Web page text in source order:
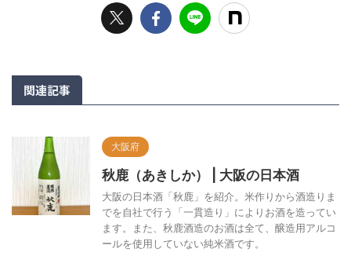
関連記事
大阪府
秋鹿（あきしか） | 大阪の日本酒
大阪の日本酒「秋鹿」を紹介。米作りから酒造りま
でを自社で行う「一貫造り」によりお酒を造ってい
ます。また、秋鹿酒造のお酒は全て、醸造用アルコ
ールを使用していない純米酒です。